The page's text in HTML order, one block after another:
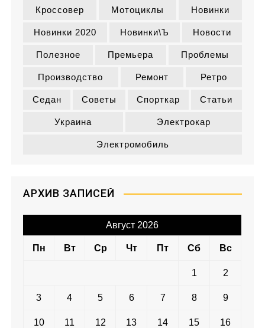
Кроссовер Мотоциклы Новинки
Новинки 2020 Новинки\ъ Новости
Полезное Премьера Проблемы
Производство Ремонт Ретро
Седан Советы Спорткар Статьи
Украина Электрокар
Электромобиль
АРХИВ ЗАПИСЕЙ
Август 2026
Пн Вт Ср Чт Пт Сб Вс
1 2
3 4 5 6 7 8 9
10 11 12 13 14 15 16